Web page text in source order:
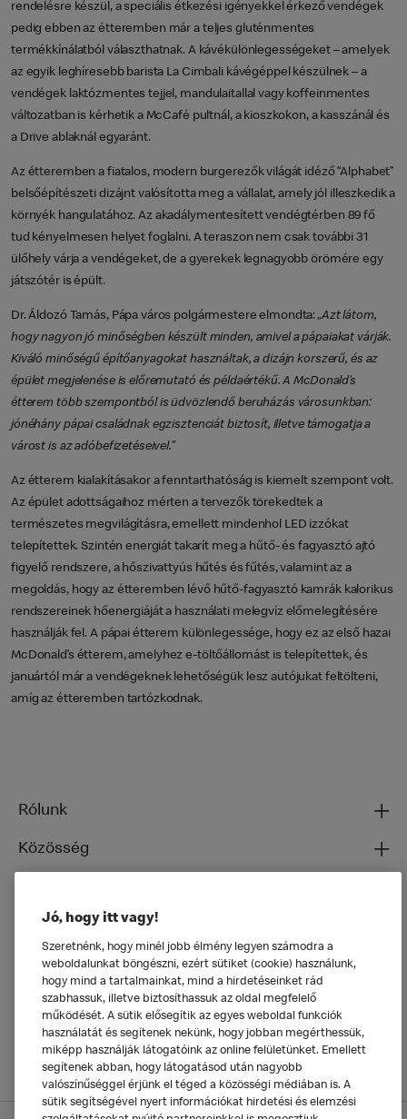
rendelésre készül, a speciális étkezési igényekkel érkező vendégek
pedig ebben az étteremben már a teljes gluténmentes
termékkínálatból választhatnak. A kávékülönlegességeket – amelyek
az egyik leghíresebb barista La Cimbali kávégéppel készülnek – a
vendégek laktózmentes tejjel, mandulaitallal vagy koffeinmentes
változatban is kérhetik a McCafé pultnál, a kioszkokon, a kasszánál és
a Drive ablaknál egyaránt.
Az étteremben a fiatalos, modern burgerezők világát idéző “Alphabet”
belsőépítészeti dizájnt valósította meg a vállalat, amely jól illeszkedik a
környék hangulatához. Az akadálymentesített vendégtérben 89 fő
tud kényelmesen helyet foglalni. A teraszon nem csak további 31
ülőhely várja a vendégeket, de a gyerekek legnagyobb örömére egy
játszótér is épült.
Dr. Áldozó Tamás, Pápa város polgármestere elmondta:„Azt látom,
hogy nagyon jó minőségben készült minden, amivel a pápaiakat várják.
Kiváló minőségű építőanyagokat használtak, a dizájn korszerű, és az
épület megjelenése is előremutató és példaértékű. A McDonald’s
étterem több szempontból is üdvözlendő beruházás városunkban:
jónéhány pápai családnak egzisztenciát biztosít, illetve támogatja a
várost is az adóbefizetéseivel.”
Az étterem kialakításakor a fenntarthatóság is kiemelt szempont volt.
Az épület adottságaihoz mérten a tervezők törekedtek a
természetes megvilágításra, emellett mindenhol LED izzókat
telepítettek. Szintén energiát takarít meg a hűtő- és fagyasztó ajtó
figyelő rendszere, a hőszivattyús hűtés és fűtés, valamint az a
megoldás, hogy az étteremben lévő hűtő-fagyasztó kamrák kalorikus
rendszereinek hőenergiáját a használati melegvíz előmelegítésére
használják fel. A pápai étterem különlegessége, hogy ez az első hazai
McDonald’s étterem, amelyhez e-töltőállomást is telepítettek, és
januártól már a vendégeknek lehetőségük lesz autójukat feltölteni,
amíg az étteremben tartózkodnak.
Rólunk
Közösség
Általános
Jó, hogy itt vagy!
Szeretnénk, hogy minél jobb élmény legyen számodra a
weboldalunkat böngészni, ezért sütiket (cookie) használunk,
hogy mind a tartalmainkat, mind a hirdetéseinket rád
szabhassuk, illetve biztosíthassuk az oldal megfelelő
működését. A sütik elősegítik az egyes weboldal funkciók
használatát és segítenek nekünk, hogy jobban megérthessük,
miképp használják látogatóink az online felületünket. Emellett
segítenek abban, hogy látogatásod után nagyobb
valószínűséggel érjünk el téged a közösségi médiában is. A
sütik segítségével nyert információkat hirdetési és elemzési